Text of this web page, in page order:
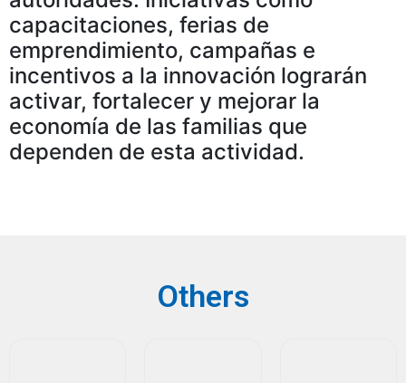
capacitaciones, ferias de
emprendimiento, campañas e
incentivos a la innovación lograrán
activar, fortalecer y mejorar la
economía de las familias que
dependen de esta actividad.
Others